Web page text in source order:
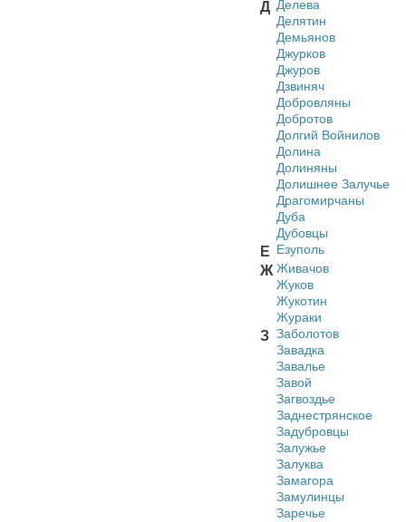
Д Делева
Делятин
Демьянов
Джурков
Джуров
Дзвиняч
Добровляны
Добротов
Долгий Войнилов
Долина
Долиняны
Долишнее Залучье
Драгомирчаны
Дуба
Дубовцы
Е Езуполь
Ж Живачов
Жуков
Жукотин
Жураки
З Заболотов
Завадка
Завалье
Завой
Загвоздье
Заднестрянское
Задубровцы
Залужье
Залуква
Замагора
Замулинцы
Заречье